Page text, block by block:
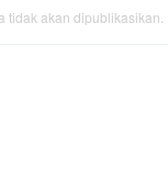
tidak akan dipublikasikan.